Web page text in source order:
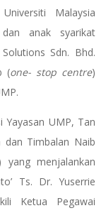
Malaysia
anak syarikat
Sdn. Bhd.
(one- stop centre)
Yayasan UMP, Tan
dan Timbalan Naib
yang menjalankan
Ts. Dr. Yuserrie
Ketua Pegawai